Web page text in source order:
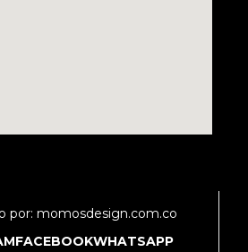
por: momosdesign.com.co
FACEBOOKWHATSAPP